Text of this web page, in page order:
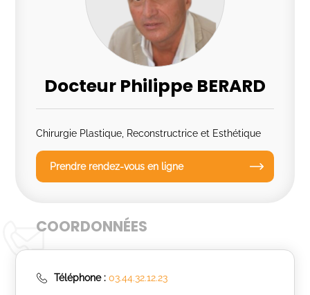
Docteur Philippe BERARD
Chirurgie Plastique, Reconstructrice et Esthétique
Prendre rendez-vous en ligne
COORDONNÉES
Téléphone : 03.44.32.12.23